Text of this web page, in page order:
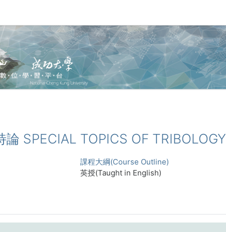
SPECIAL TOPICS OF TRIBOLOGY
課程大綱(Course Outline)
英授(Taught in English)